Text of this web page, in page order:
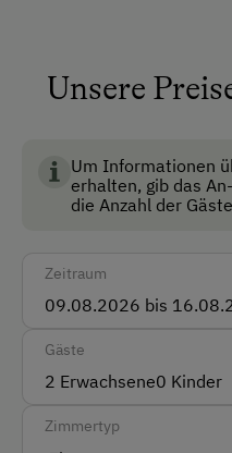
Haustiere erlaubt
Lesezimmer
Safe
Skiraum
Skischuhtrockner
Unsere
Um Informationen
erhalten, gib das
die Anzahl der
Zeitraum
Gäste
2 Erwachsene0 Kinder
Zimmertyp